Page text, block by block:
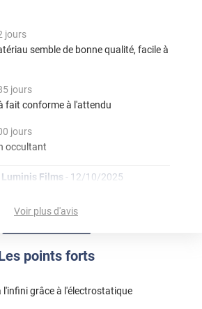
points forts
l'infini grâce à l'électrostatique
jours
semble de bonne qualité, facile à
jours
fait conforme à l'attendu
jours
occultant
Films - 12/10/2025
ravis que la pose se soit faite
jours
le positionnement parfait
Voir plus d'avis